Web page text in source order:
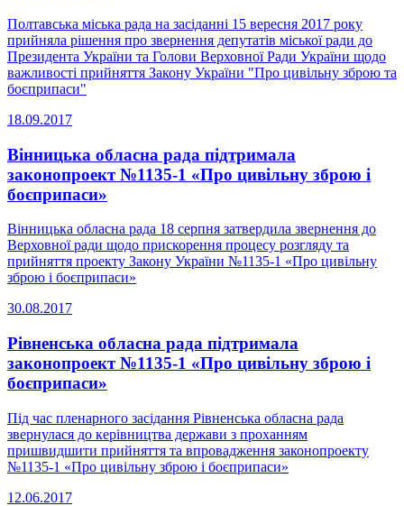
Полтавська міська рада на засіданні 15 вересня 2017 року
прийняла рішення про звернення депутатів міської ради до
Президента України та Голови Верховної Ради України щодо
важливості прийняття Закону України "Про цивільну зброю та
боєприпаси"
18.09.2017
Вінницька обласна рада підтримала
законопроект №1135-1 «Про цивільну зброю і
боєприпаси»
Вінницька обласна рада 18 серпня затвердила звернення до
Верховної ради щодо прискорення процесу розгляду та
прийняття проекту Закону України №1135-1 «Про цивільну
зброю і боєприпаси»
30.08.2017
Рівненська обласна рада підтримала
законопроект №1135-1 «Про цивільну зброю і
боєприпаси»
Під час пленарного засідання Рівненська обласна рада
звернулася до керівництва держави з проханням
пришвидшити прийняття та впровадження законопроекту
№1135-1 «Про цивільну зброю і боєприпаси»
12.06.2017